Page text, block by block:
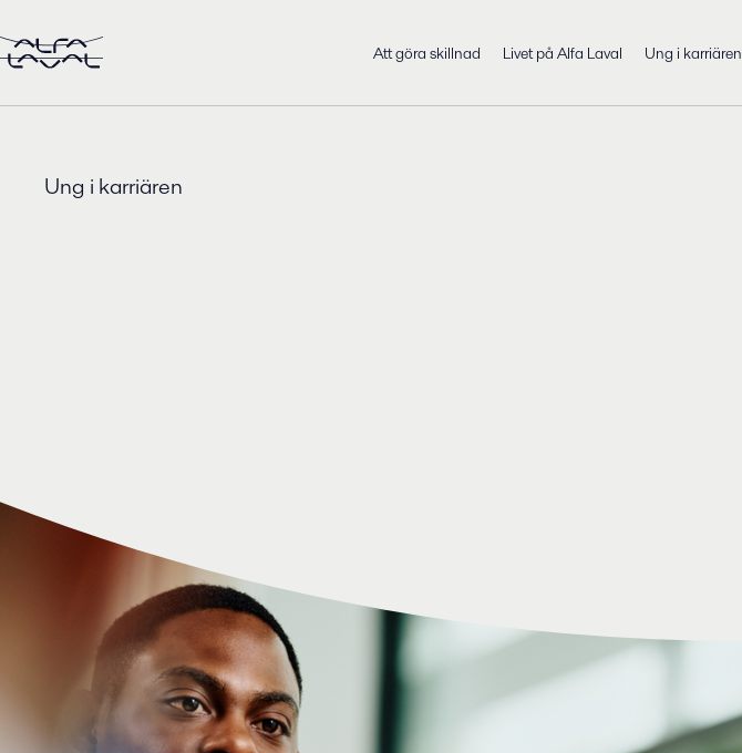
Att göra skillnad Livet på Alfa Laval Ung i karriären
Ung i karriären